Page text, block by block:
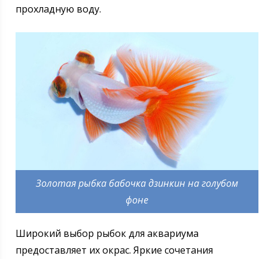
прохладную воду.
Золотая рыбка бабочка дзинкин на голубом
фоне
Широкий выбор рыбок для аквариума
предоставляет их окрас. Яркие сочетания